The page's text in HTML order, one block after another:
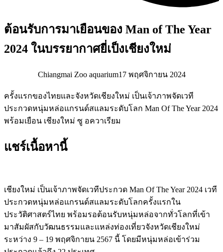
ต้อนรับการมาเยือนของ Man of The Year
2024 ในบรรยากาศยี่เป็งเชียงใหม่
Chiangmai Zoo aquarium17 พฤศจิกายน 2024
ครั้งแรกของไทยและจังหวัดเชียงใหม่ เป็นเจ้าภาพจัดเวที
ประกวดหนุ่มหล่อแกรนด์สแลมระดับโลก Man Of The Year 2024
พร้อมเยือน เชียงใหม่ ซู อควาเรียม
แชร์เนื้อหานี้
เชียงใหม่ เป็นเจ้าภาพจัดเวทีประกวด Man Of The Year 2024 เวที
ประกวดหนุ่มหล่อแกรนด์สแลมระดับโลกครั้งแรกใน
ประวัติศาสตร์ไทย พร้อมรอต้อนรับหนุ่มหล่อจากทั่วโลกที่เข้า
มาสัมผัสกับวัฒนธรรมและแหล่งท่องเที่ยวจังหวัดเชียงใหม่
ระหว่าง 9 – 19 พฤศจิกายน 2567 นี้ โดยมีหนุ่มหล่อเข้าร่วม